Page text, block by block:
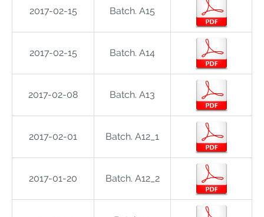
2017-02-15 Batch. A15
2017-02-15 Batch. A14
2017-02-08 Batch. A13
2017-02-01 Batch. A12_1
2017-01-20 Batch. A12_2